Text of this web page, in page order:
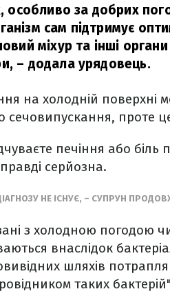
особливо за добрих
сам підтримує
міхур та інші
– додала урядовець.
на холодній поверхні
сечовипускання, проте
печіння або біль
серйозна.
НЕ ІСНУЄ, – СУПРУН
з холодною погодою
внаслідок
шляхів
таких